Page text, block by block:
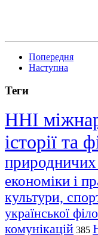
Попередня
Наступна
Теги
ННІ
історії та
економіки і
культури,
української
комунікацій 385